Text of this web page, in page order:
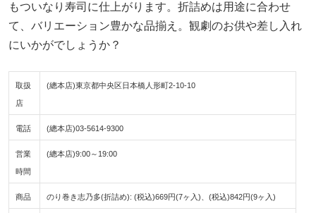
もついなり寿司に仕上がります。折詰めは用途に合わせ
て、バリエーション豊かな品揃え。観劇のお供や差し入れ
にいかがでしょうか？
取扱
店
(總本店)東京都中央区日本橋人形町2-10-10
電話 (總本店)03-5614-9300
営業
時間
(總本店)9:00～19:00
商品 のり巻き志乃多(折詰め): (税込)669円(7ヶ入)、(税込)842円(9ヶ入)